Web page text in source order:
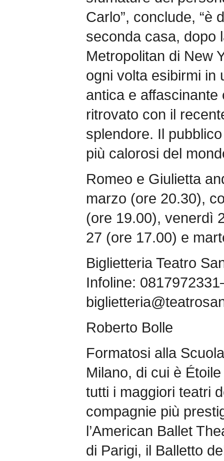
Carlo”, conclude, “è
seconda casa, dopo
Metropolitan di New
ogni volta esibirmi in
antica e
ritrovato con il
splendore. Il
più calorosi del
Romeo e Giulietta
marzo (ore 20.30),
(ore 19.00), venerdì
27 (ore 17.00) e
Biglietteria Teatro
Infoline:
Roberto Bolle
Formatosi alla
Milano, di cui è
tutti i maggiori teatri
compagnie più
l’American Ballet
di Parigi, il Balletto